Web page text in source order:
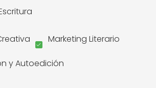
Marketing Literario
y Autoedición